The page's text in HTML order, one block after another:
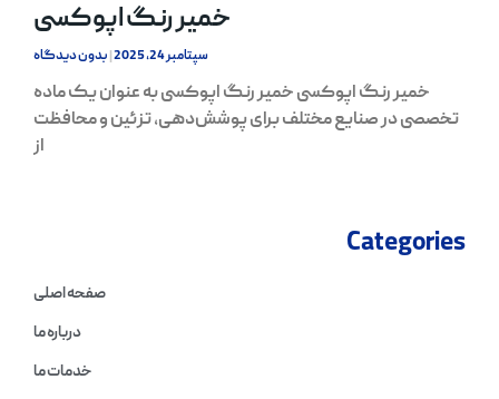
خمیر رنگ اپوکسی
سپتامبر 24, 2025 بدون دیدگاه
خمیر رنگ اپوکسی خمیر رنگ اپوکسی به عنوان یک ماده
تخصصی در صنایع مختلف برای پوشش‌دهی، تزئین و محافظت
از
Categories
صفحه اصلی
درباره ما
خدمات ما